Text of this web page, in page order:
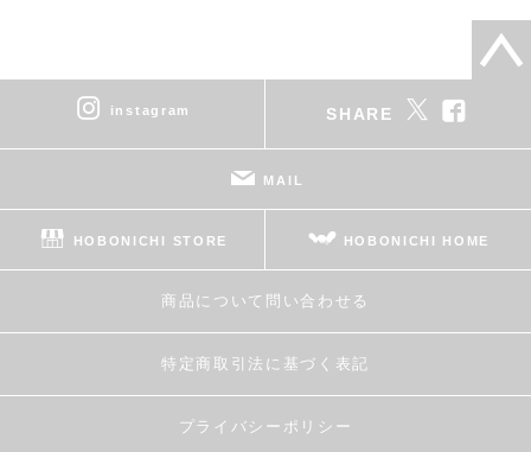
instagram SHARE
MAIL
HOBONICHI STORE HOBONICHI HOME
商品について問い合わせる
特定商取引法に基づく表記
プライバシーポリシー